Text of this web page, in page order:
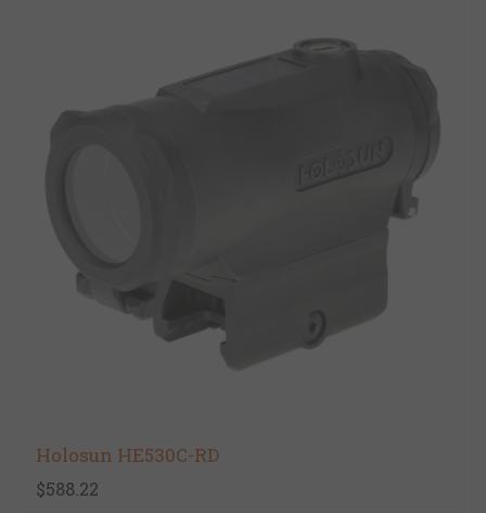
Holosun HE530C-RD
$588.22